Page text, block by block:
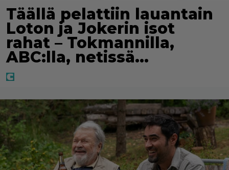
Täällä pelattiin lauantain
Loton ja Jokerin isot
rahat – Tokmannilla,
ABC:lla, netissä…